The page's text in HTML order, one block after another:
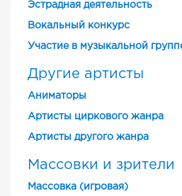
Эстрадная деятельность
Вокальный конкурс
Участие в музыкальной
Другие артисты
Аниматоры
Артисты циркового жанра
Артисты другого жанра
Массовки и зрители
Массовка (игровая)